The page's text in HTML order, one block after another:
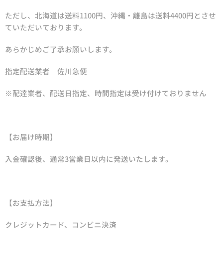
ただし、北海道は送料1100円、沖縄・離島は送料4400円とさせ
ていただいております。
あらかじめご了承お願いします。
指定配送業者 佐川急便
※配達業者、配送日指定、時間指定は受け付けておりません
【お届け時期】
入金確認後、通常3営業日以内に発送いたします。
【お支払方法】
クレジットカード、コンビニ決済